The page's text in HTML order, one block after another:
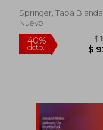
Springer, Tapa Blanda,
Nuevo